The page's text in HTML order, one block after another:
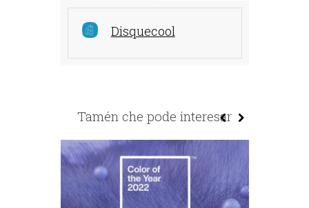
Disquecool
Tamén che pode interesar